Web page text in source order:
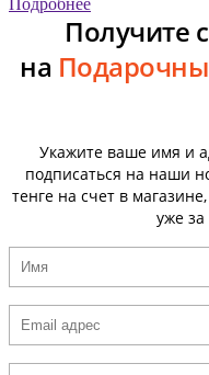
Подробнее
Получите
на
Укажите ваше имя и
подписаться на наши
тенге на счет в
уже